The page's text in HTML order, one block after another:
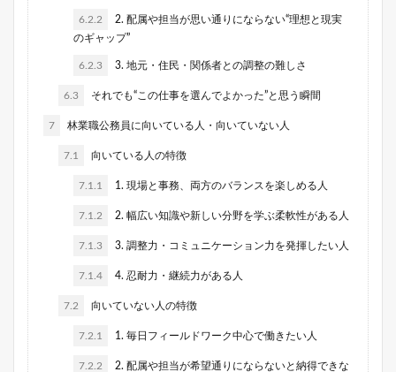
6.2.2
2. 配属や担当が思い通りにならない“理想と現実
のギャップ”
6.2.3 3. 地元・住民・関係者との調整の難しさ
6.3 それでも“この仕事を選んでよかった”と思う瞬間
7 林業職公務員に向いている人・向いていない人
7.1 向いている人の特徴
7.1.1 1. 現場と事務、両方のバランスを楽しめる人
7.1.2 2. 幅広い知識や新しい分野を学ぶ柔軟性がある人
7.1.3 3. 調整力・コミュニケーション力を発揮したい人
7.1.4 4. 忍耐力・継続力がある人
7.2 向いていない人の特徴
7.2.1 1. 毎日フィールドワーク中心で働きたい人
7.2.2
2. 配属や担当が希望通りにならないと納得できな